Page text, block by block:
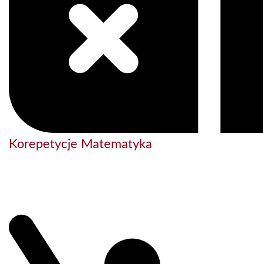
Korepetycje Matematyka